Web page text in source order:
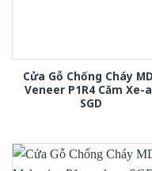
Cửa Gỗ Chống Cháy
Veneer P1R4 Căm Xe-
SGD